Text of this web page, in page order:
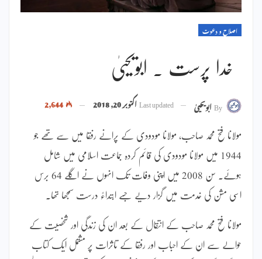
اصلاح و دعوت
خدا پرست ۔ ابویحییٰ
Byابویحییٰ Last updatedاکتوبر 20, 2018 2,644
مولانا فتح محمد صاحب، مولانا مودودی کے پرانے رفقا میں سے تھے جو
1944 میں مولانا مودودی کی قائم کردہ جماعت اسلامی میں شامل
ہوئے۔ سن 2008 میں اپنی وفات تک انہوں نے اگلے 64 برس
اسی مشن کی خدمت میں گزار دیے جسے ابتداءً درست سمجھا تھا۔
مولانا فتح محمد صاحب کے انتقال کے بعد ان کی زندگی اور شخصیت کے
حوالے سے ان کے احباب اور رفقا کے تاثرات پر مشتمل ایک کتاب